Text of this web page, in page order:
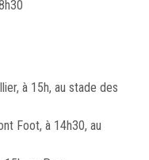
à 15h, au stade des
Foot, à 14h30, au